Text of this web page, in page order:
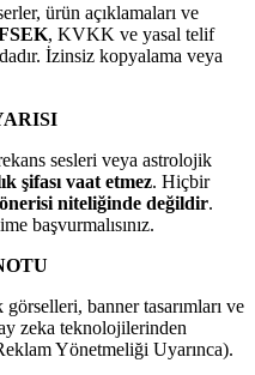
ürün açıklamaları ve
FSEK, KVKK ve yasal telif
İzinsiz kopyalama veya
sesleri veya astrolojik
şifası vaat etmez. Hiçbir
niteliğinde değildir.
başvurmalısınız.
banner tasarımları ve
zeka teknolojilerinden
Yönetmeliği Uyarınca).